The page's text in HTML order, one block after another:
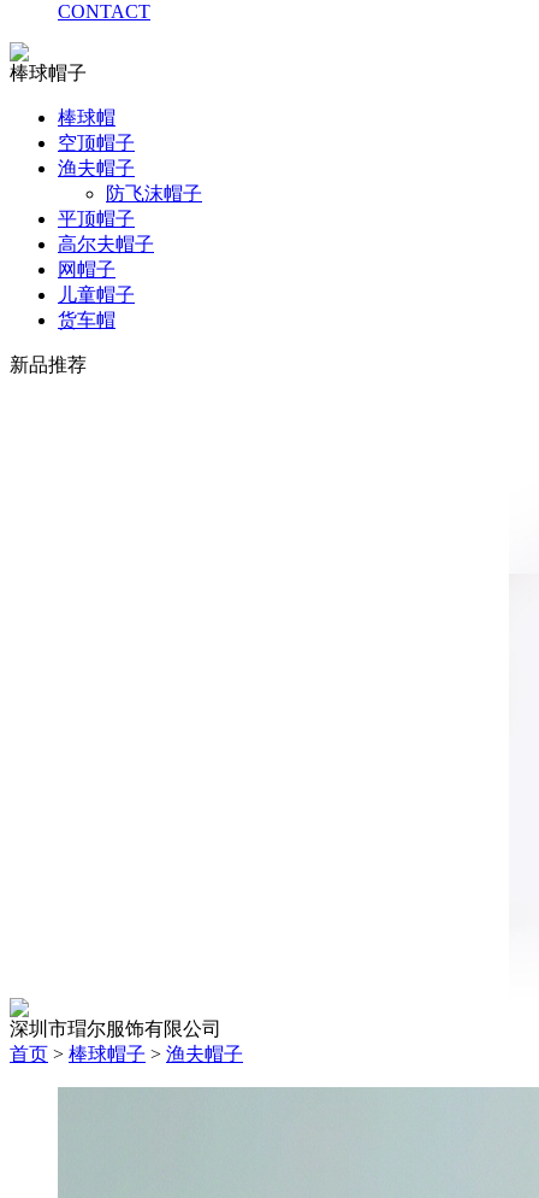
CONTACT
棒球帽子
棒球帽
空顶帽子
渔夫帽子
防飞沫帽子
平顶帽子
高尔夫帽子
网帽子
儿童帽子
货车帽
新品推荐
深圳市瑁尔服饰有限公司
首页 > 棒球帽子 > 渔夫帽子